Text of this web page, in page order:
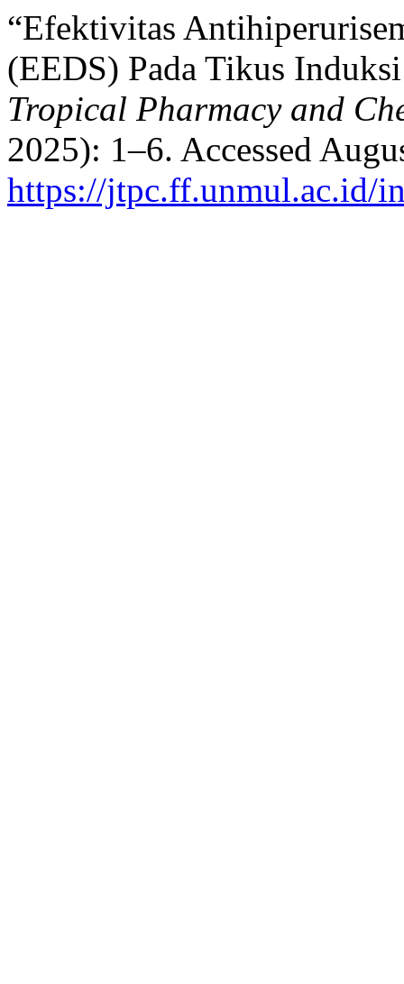
“Efektivitas
(EEDS) Pada Tikus
Tropical Pharmacy and
2025): 1–6. Accessed
https://jtpc.ff.unmul.ac.id/